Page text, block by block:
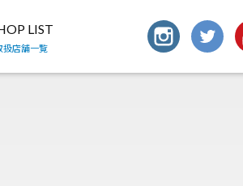
LIST
扱店舗一覧